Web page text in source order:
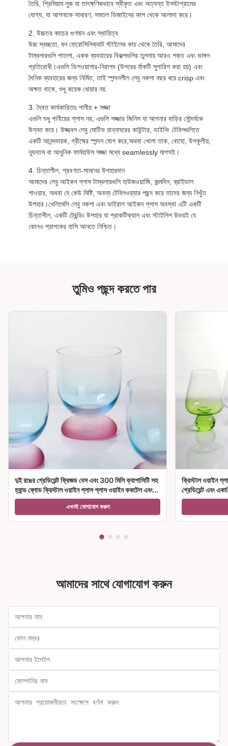
তৈরি, প্রিমিয়াম লুক যা তাৎক্ষণিকভাবে স্বীকৃত এবং অত্যন্ত ইনস্টাগ্রামের
যোগ্য, যা আপনাকে সাধারণ, সমতল ডিজাইনের কাপ থেকে আলাদা করে।
2. উচ্চতর কাচের গুণমান এবং স্থায়িত্ব
উচ্চ স্বচ্ছতা, ঘন বোরোসিলিক্যাট স্টাইলের কাচ থেকে তৈরি, আমাদের
টাম্বলারগুলি পাতলা, একক ব্যবহারের বিকল্পগুলির তুলনায় আরও শক্ত এবং ভাঙ্গন
প্রতিরোধী।এগুলি ডিশওয়াশার-নিরাপদ (উপরের র্যাকটি সুপারিশ করা হয়) এবং
দৈনিক ব্যবহারের জন্য নির্মিত, তাই স্পন্দনশীল লেবু নকশা বছর ধরে crisp এবং
অক্ষত থাকে, শুধু কয়েক ধোয়ার নয়.
3. দ্বৈত কার্যকারিতাঃ পানীয় + সজ্জা
এগুলি শুধু পানীয়ের গ্লাস নয়, এগুলি সজ্জার জিনিস যা আপনার বাড়ির সৌন্দর্যকে
উন্নত করে। উজ্জ্বল লেবু মোটিভ রান্নাঘরের কাউন্টার, ডাইনিং টেবিলগুলিতে
একটি আনন্দদায়ক, গ্রীষ্মের স্পন্দন যোগ করে,অথবা খোলা তাক, বোহো, উপকূলীয়,
ন্যূনতম বা আধুনিক ফার্মহাউস সজ্জা মধ্যে seamlessly মাপসই।
4. চিন্তাশীল, প্রবণতা-সামনের উপহারদান
আমাদের লেবু আইকন গ্লাস টাম্বলারগুলি হাউজওয়ার্মিং, জন্মদিন, ব্রাইডাল
শাওয়ার, অথবা যে কেউ মিষ্টি, অনন্য টেবিলওয়্যার পছন্দ করে তাদের জন্য নিখুঁত
উপহার।খেলিমেলি লেবু নকশা এবং ভাইরাল আইকন গ্লাস অবস্থা এটি একটি
চিন্তাশীল, একটি ট্রেন্ডিং উপহার যা প্রাকটিক্যাল এবং স্টাইলিশ উভয়ই যে
কোনও প্রাপকের হাসি আনতে নিশ্চিত।
তুমিও পছন্দ করতে পার
দুই রঙের গ্রেডিয়েন্ট ফ্রিজড বেস এবং 300 মিলি ক্যাপাসিটি সহ
হ্যান্ড ব্লোড ক্রিস্টাল ওয়াইন গ্লাস গ্লাস ওয়াইন ককটেল এবং
হোম ডেকোরেশন
এখনই যোগাযোগ করুন
ক্রিস্টাল ওয়াইন
গ্রেডিয়েন্ট এবং
উপহারের জন্য আদর্শ
আমাদের সাথে যোগাযোগ করুন